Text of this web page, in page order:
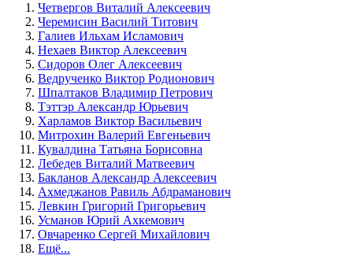
Четвергов Виталий Алексеевич
Черемисин Василий Титович
Галиев Ильхам Исламович
Нехаев Виктор Алексеевич
Сидоров Олег Алексеевич
Ведрученко Виктор Родионович
Шпалтаков Владимир Петрович
Тэттэр Александр Юрьевич
Харламов Виктор Васильевич
Митрохин Валерий Евгеньевич
Кувалдина Татьяна Борисовна
Лебедев Виталий Матвеевич
Бакланов Александр Алексеевич
Ахмеджанов Равиль Абдраманович
Левкин Григорий Григорьевич
Усманов Юрий Ахкемович
Овчаренко Сергей Михайлович
Ещё...